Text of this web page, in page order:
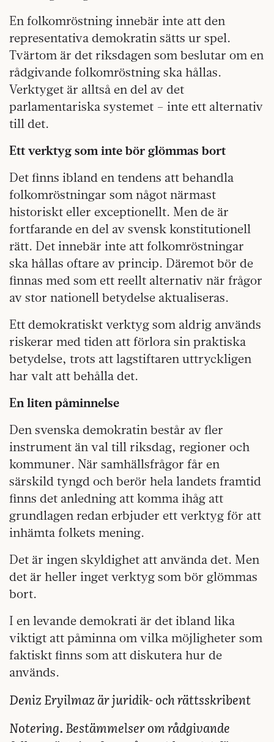
En folkomröstning innebär inte att den
representativa demokratin sätts ur spel.
Tvärtom är det riksdagen som beslutar om en
rådgivande folkomröstning ska hållas.
Verktyget är alltså en del av det
parlamentariska systemet – inte ett alternativ
till det.
Ett verktyg som inte bör glömmas bort
Det finns ibland en tendens att behandla
folkomröstningar som något närmast
historiskt eller exceptionellt. Men de är
fortfarande en del av svensk konstitutionell
rätt. Det innebär inte att folkomröstningar
ska hållas oftare av princip. Däremot bör de
finnas med som ett reellt alternativ när frågor
av stor nationell betydelse aktualiseras.
Ett demokratiskt verktyg som aldrig används
riskerar med tiden att förlora sin praktiska
betydelse, trots att lagstiftaren uttryckligen
har valt att behålla det.
En liten påminnelse
Den svenska demokratin består av fler
instrument än val till riksdag, regioner och
kommuner. När samhällsfrågor får en
särskild tyngd och berör hela landets framtid
finns det anledning att komma ihåg att
grundlagen redan erbjuder ett verktyg för att
inhämta folkets mening.
Det är ingen skyldighet att använda det. Men
det är heller inget verktyg som bör glömmas
bort.
I en levande demokrati är det ibland lika
viktigt att påminna om vilka möjligheter som
faktiskt finns som att diskutera hur de
används.
Deniz Eryilmaz är juridik- och rättsskribent
Notering. Bestämmelser om rådgivande